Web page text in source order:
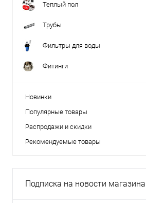
Теплый пол
Трубы
Фильтры для воды
Фитинги
Новинки
Популярные товары
Распродажи и скидки
Рекомендуемые товары
Подписка на новости магазина